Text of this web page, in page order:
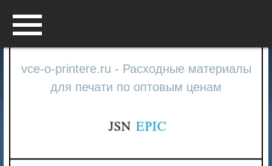
vce-o-printere.ru - Расходные материалы
для печати по оптовым ценам